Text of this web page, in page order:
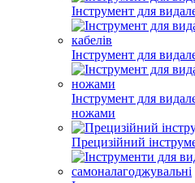
Інструмент для
Інструмент для
Інструмент для
ножами
Прецизійний